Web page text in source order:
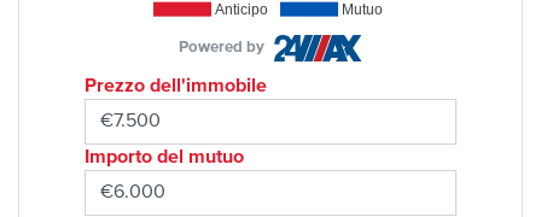
Anticipo Mutuo
Powered by
Prezzo dell'immobile
Importo del mutuo